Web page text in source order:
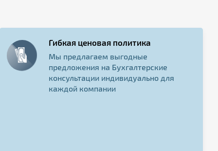
Гибкая ценовая политика
Мы предлагаем выгодные
предложения на Бухгалтерские
консультации индивидуально для
каждой компании